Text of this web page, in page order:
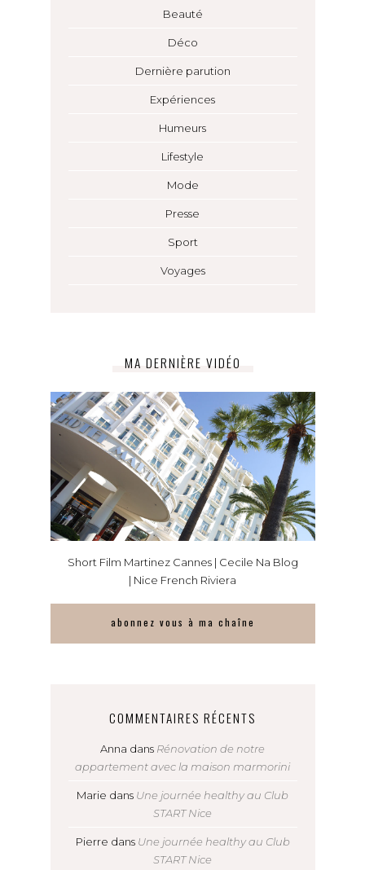
Beauté
Déco
Dernière parution
Expériences
Humeurs
Lifestyle
Mode
Presse
Sport
Voyages
MA DERNIÈRE VIDÉO
Short Film Martinez Cannes | Cecile Na Blog
| Nice French Riviera
abonnez vous à ma chaîne
COMMENTAIRES RÉCENTS
Anna dans Rénovation de notre
appartement avec la maison marmorini
Marie dans Une journée healthy au Club
START Nice
Pierre dans Une journée healthy au Club
START Nice